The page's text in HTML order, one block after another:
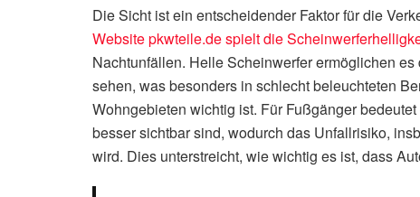
Die Sicht ist ein entscheidender Faktor für die
Website pkwteile.de spielt die
Nachtunfällen. Helle Scheinwerfer ermöglichen
sehen, was besonders in schlecht beleuchteten
Wohngebieten wichtig ist. Für Fußgänger
besser sichtbar sind, wodurch das Unfallrisiko,
wird. Dies unterstreicht, wie wichtig es ist, dass